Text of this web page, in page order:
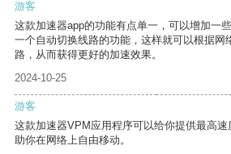
游客
这款加速器app的功能有点单一，可以增加一
一个自动切换线路的功能，这样就可以根据网
路，从而获得更好的加速效果。
2024-10-25
游客
这款加速器VPM应用程序可以给你提供最高
助你在网络上自由移动。